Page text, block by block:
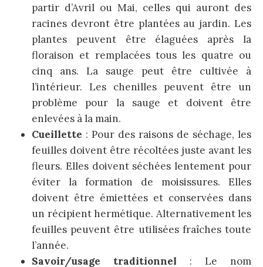
partir d’Avril ou Mai, celles qui auront des
racines devront être plantées au jardin. Les
plantes peuvent être élaguées après la
floraison et remplacées tous les quatre ou
cinq ans. La sauge peut être cultivée à
l’intérieur. Les chenilles peuvent être un
problème pour la sauge et doivent être
enlevées à la main.
Cueillette : Pour des raisons de séchage, les
feuilles doivent être récoltées juste avant les
fleurs. Elles doivent séchées lentement pour
éviter la formation de moisissures. Elles
doivent être émiettées et conservées dans
un récipient hermétique. Alternativement les
feuilles peuvent être utilisées fraîches toute
l’année.
Savoir/usage traditionnel : Le nom